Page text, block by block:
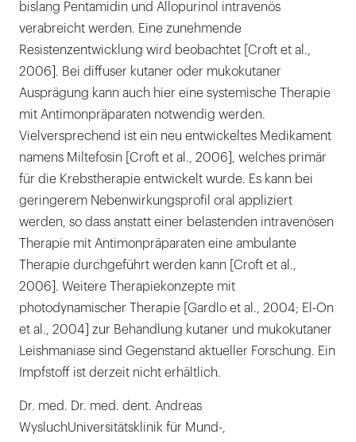
bislang Pentamidin und Allopurinol intravenös
verabreicht werden. Eine zunehmende
Resistenzentwicklung wird beobachtet [Croft et al.,
2006]. Bei diffuser kutaner oder mukokutaner
Ausprägung kann auch hier eine systemische Therapie
mit Antimonpräparaten notwendig werden.
Vielversprechend ist ein neu entwickeltes Medikament
namens Miltefosin [Croft et al., 2006], welches primär
für die Krebstherapie entwickelt wurde. Es kann bei
geringerem Nebenwirkungsprofil oral appliziert
werden, so dass anstatt einer belastenden intravenösen
Therapie mit Antimonpräparaten eine ambulante
Therapie durchgeführt werden kann [Croft et al.,
2006]. Weitere Therapiekonzepte mit
photodynamischer Therapie [Gardlo et al., 2004; El-On
et al., 2004] zur Behandlung kutaner und mukokutaner
Leishmaniase sind Gegenstand aktueller Forschung. Ein
Impfstoff ist derzeit nicht erhältlich.
Dr. med. Dr. med. dent. Andreas
WysluchUniversitätsklinik für Mund-,